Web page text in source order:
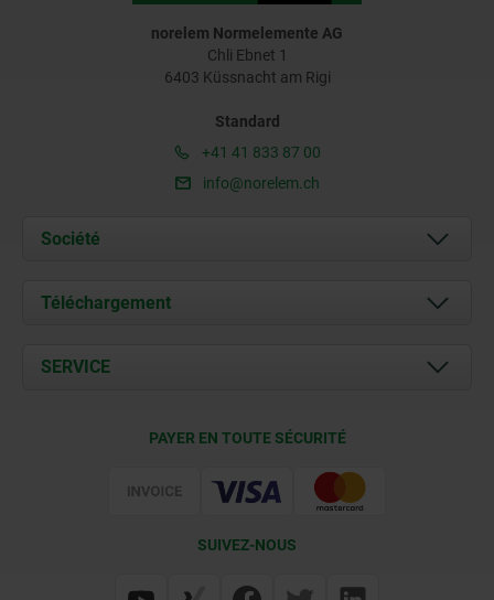
norelem Normelemente AG
Chli Ebnet 1
6403 Küssnacht am Rigi
Standard
+41 41 833 87 00
info@norelem.ch
Société
À propos de nous
Contact
Téléchargement
Documents
SERVICE
PAYER EN TOUTE SÉCURITÉ
SUIVEZ-NOUS